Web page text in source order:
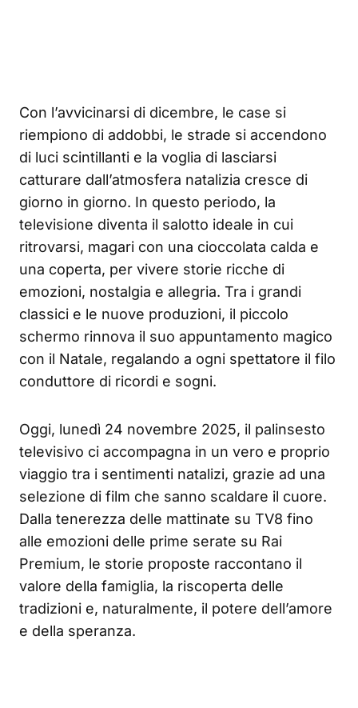
Con l’avvicinarsi di dicembre, le case si
riempiono di addobbi, le strade si accendono
di luci scintillanti e la voglia di lasciarsi
catturare dall’atmosfera natalizia cresce di
giorno in giorno. In questo periodo, la
televisione diventa il salotto ideale in cui
ritrovarsi, magari con una cioccolata calda e
una coperta, per vivere storie ricche di
emozioni, nostalgia e allegria. Tra i grandi
classici e le nuove produzioni, il piccolo
schermo rinnova il suo appuntamento magico
con il Natale, regalando a ogni spettatore il filo
conduttore di ricordi e sogni.
Oggi, lunedì 24 novembre 2025, il palinsesto
televisivo ci accompagna in un vero e proprio
viaggio tra i sentimenti natalizi, grazie ad una
selezione di film che sanno scaldare il cuore.
Dalla tenerezza delle mattinate su TV8 fino
alle emozioni delle prime serate su Rai
Premium, le storie proposte raccontano il
valore della famiglia, la riscoperta delle
tradizioni e, naturalmente, il potere dell’amore
e della speranza.